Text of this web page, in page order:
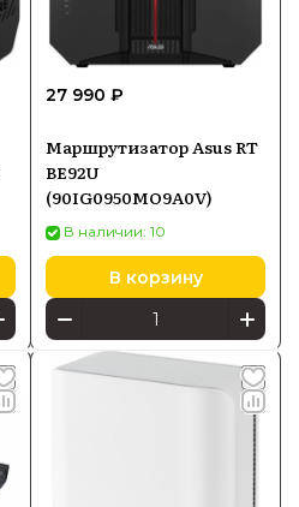
27 990 ₽
Маршрутизатор Asus RT
BE92U
(90IG0950MO9A0V)
В наличии: 10
В корзину